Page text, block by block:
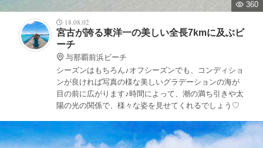
360
18.08.02
宮古が誇る東洋一の美しい全長7kmに及ぶビ
ーチ
与那覇前浜ビーチ
シーズンはもちろん♪オフシーズンでも、コンディショ
ンが良ければ写真の様な美しいグラデーションの海が
目の前に広がります♪時間によって、潮の満ち引きや太
陽の光の関係で、様々な姿を見せてくれるでしょう♡